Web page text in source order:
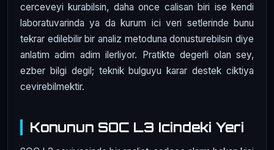
cerceveyi kurabilsin, daha once calisan biri ise kendi
laboratuvarinda ya da kurum ici veri setlerinde bunu
tekrar edilebilir bir analiz metoduna donusturebilsin diye
anlatim adim adim ilerliyor. Pratikte degerli olan sey,
ezber bilgi degil; teknik bulguyu karar destek ciktiya
cevirebilmektir.
Konunun SOC L3 Icindeki Yeri